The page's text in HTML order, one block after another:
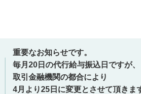
重要なお知らせです。
毎月20日の代行給与振込日ですが、
取引金融機関の都合により
4月より25日に変更とさせて頂きま